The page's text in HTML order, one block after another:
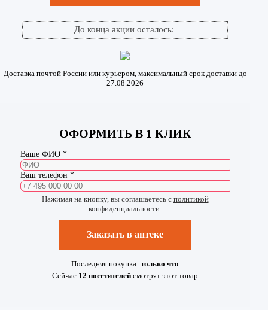
До конца акции осталось:
Доставка почтой России или курьером, максимальный срок доставки до
27.08.2026
ОФОРМИТЬ В 1 КЛИК
Ваше ФИО *
Ваш телефон *
Нажимая на кнопку, вы соглашаетесь с политикой
конфиденциальности
Заказать в аптеке
Последняя покупка: только что
Сейчас 12 посетителей смотрят этот товар